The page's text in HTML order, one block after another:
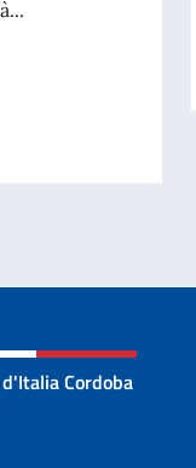
D’IDENTITÀ en
Cordoba